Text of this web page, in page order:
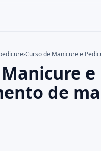
ou ESC para fechar.
›Curso de Manicure e
de